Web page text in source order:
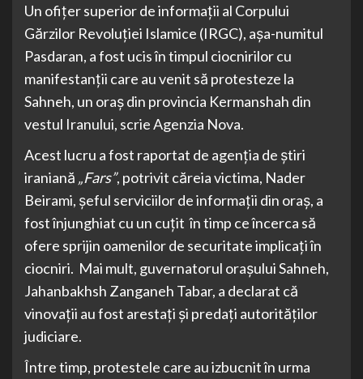
Un ofițer superior de informații al Corpului
Gărzilor Revoluției Islamice (IRGC), așa-numitul
Pasdaran, a fost ucis în timpul ciocnirilor cu
manifestanții care au venit să protesteze la
Sahneh, un oraș din provincia Kermanshah din
vestul Iranului, scrie Agenzia Nova.
Acest lucru a fost raportat de agenția de știri
iraniană „Fars”, potrivit căreia victima, Nader
Beirami, șeful serviciilor de informații din oraș, a
fost înjunghiat cu un cuțit în timp ce încerca să
ofere sprijin oamenilor de securitate implicați în
ciocniri. Mai mult, guvernatorul orașului Sahneh,
Jahanbakhsh Zanganeh Tabar, a declarat că
vinovații au fost arestați și predați autorităților
judiciare.
Între timp, protestele care au izbucnit în urma